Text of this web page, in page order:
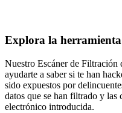
Explora la
Nuestro Escáner de Filtración
ayudarte a saber si te han
sido expuestos por
datos que se han filtrado y
electrónico introducida.